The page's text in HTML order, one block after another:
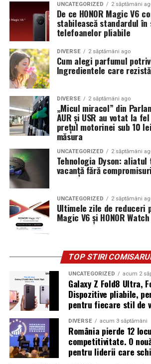
UNCATEGORIZED 2 săptămâni
De ce HONOR Magic V6
stabilească standardul în
telefoanelor pliabile
DIVERSE 2 săptămâni ago
Cum alegi parfumul
Ingredientele care
DIVERSE 2 săptămâni ago
„Micul miracol” din
AUR și USR au votat la
prețul motorinei sub 10
măsura
UNCATEGORIZED 2 săptămâni
Tehnologia Dyson:
vacanță fără compromisuri
UNCATEGORIZED 2 săptămâni
Ultimele zile de reduceri
Magic V6 și HONOR
TOP STIRI
UNCATEGORIZED acum 2
Galaxy Z Fold8 Ultra,
Dispozitive pliabile,
pentru fiecare stil de
DIVERSE acum 3 săptămâni
România pierde 12
competitivitate. O
pentru liderii care